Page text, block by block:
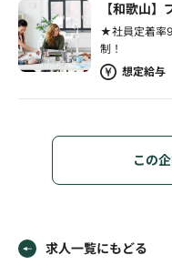
【和歌山
★社員定着率
制！
想定給
この
求人一覧にもどる